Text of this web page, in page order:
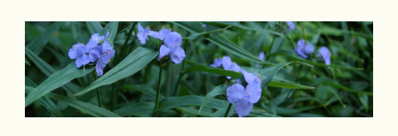
コ
ン
テ
ン